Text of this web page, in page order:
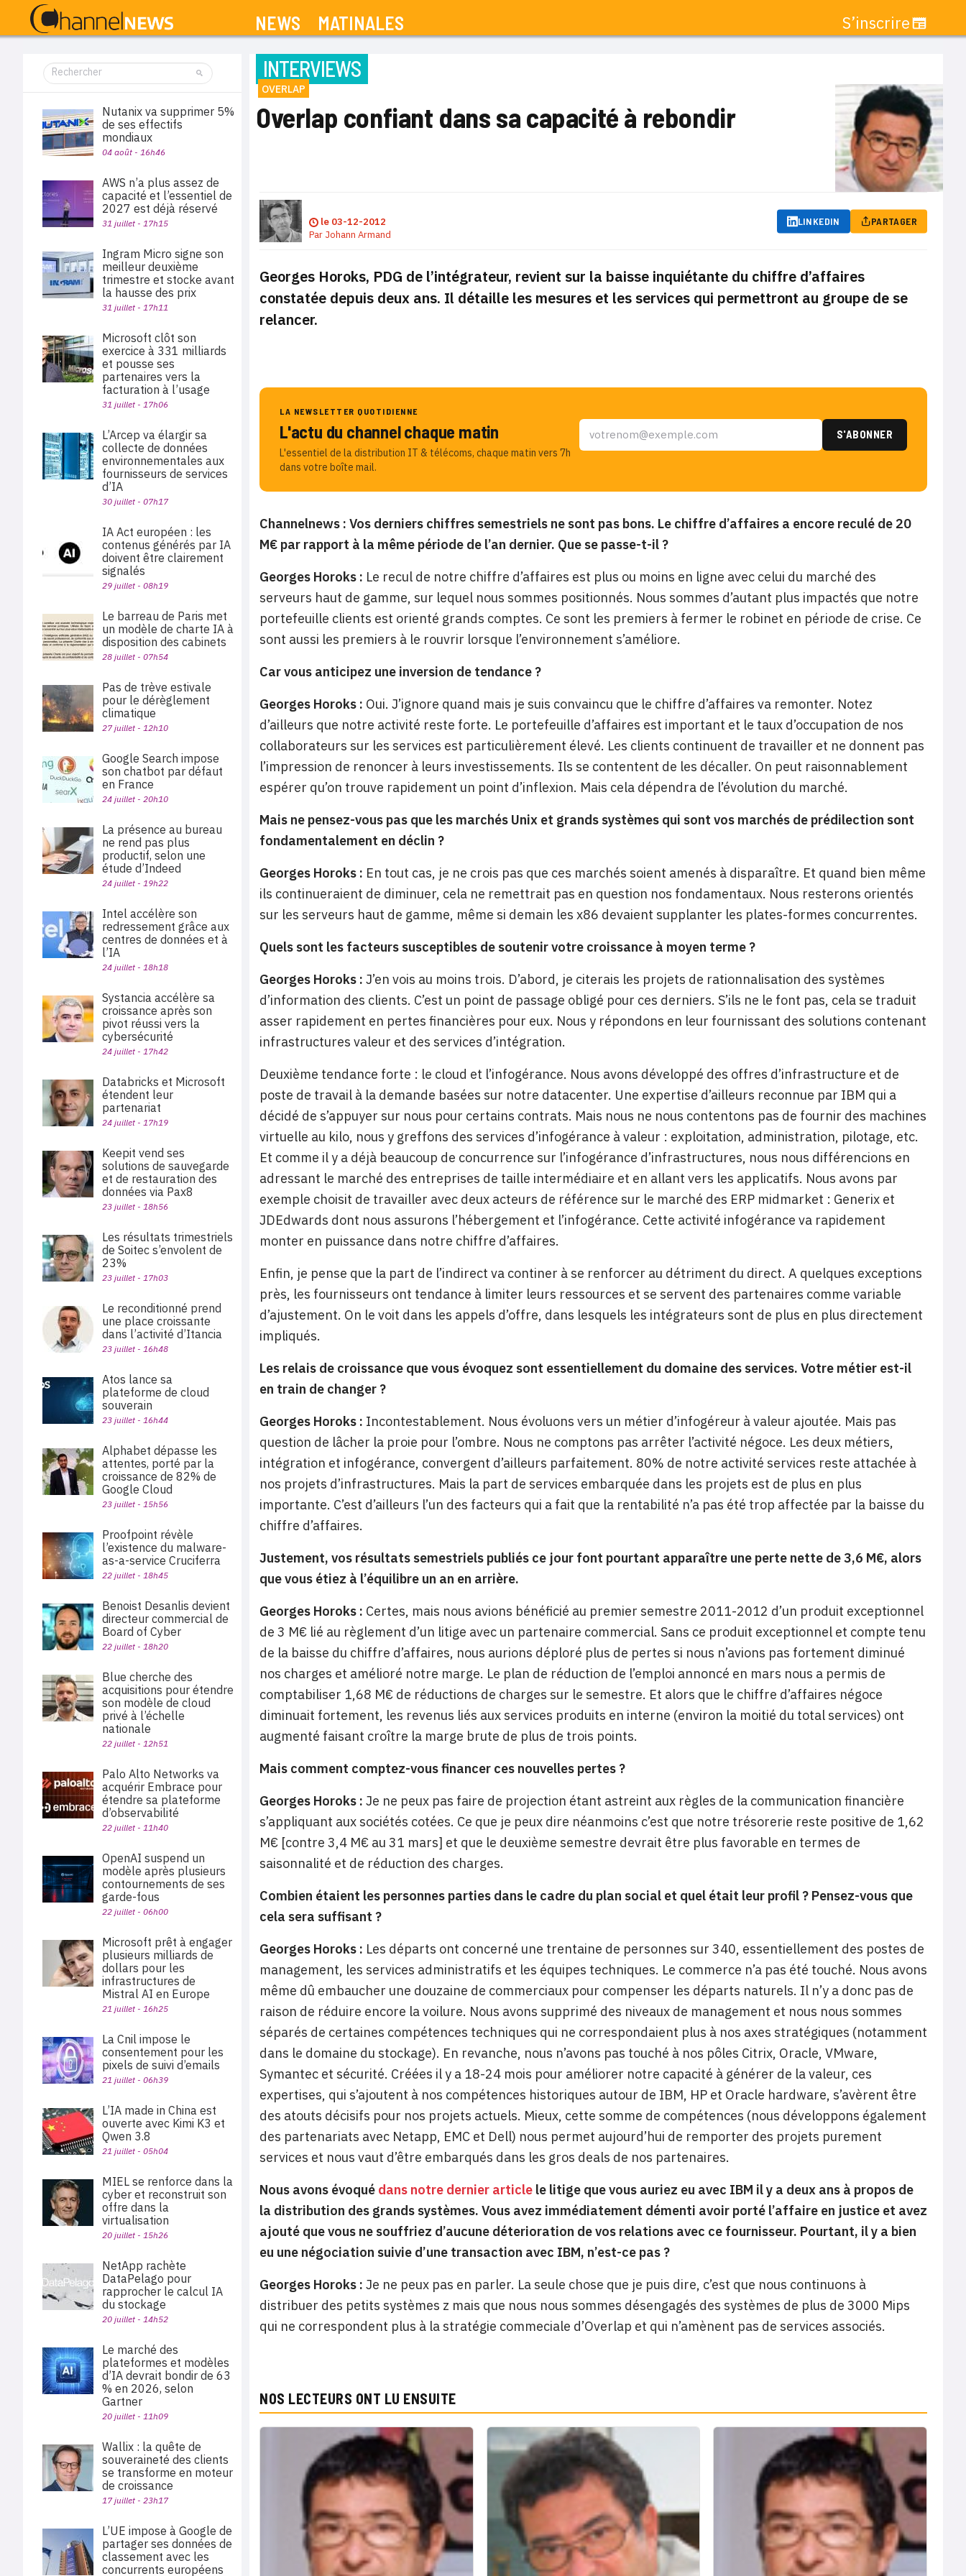
NEWS MATINALES S’inscrire
INTERVIEWS
OVERLAP
Overlap confiant dans sa capacité à rebondir
le 03-12-2012
Par Johann Armand
LINKEDIN PARTAGER
Georges Horoks, PDG de l’intégrateur, revient sur la baisse inquiétante du chiffre d’affaires
constatée depuis deux ans. Il détaille les mesures et les services qui permettront au groupe de se
relancer.
LA NEWSLETTER QUOTIDIENNE
L'actu du channel chaque matin
L'essentiel de la distribution IT & télécoms, chaque matin vers 7h
dans votre boîte mail.
Channelnews : Vos derniers chiffres semestriels ne sont pas bons. Le chiffre d’affaires a encore reculé de 20
M€ par rapport à la même période de l’an dernier. Que se passe-t-il ?
Georges Horoks : Le recul de notre chiffre d’affaires est plus ou moins en ligne avec celui du marché des
serveurs haut de gamme, sur lequel nous sommes positionnés. Nous sommes d’autant plus impactés que notre
portefeuille clients est orienté grands comptes. Ce sont les premiers à fermer le robinet en période de crise. Ce
sont aussi les premiers à le rouvrir lorsque l’environnement s’améliore.
Car vous anticipez une inversion de tendance ?
Georges Horoks : Oui. J’ignore quand mais je suis convaincu que le chiffre d’affaires va remonter. Notez
d’ailleurs que notre activité reste forte. Le portefeuille d’affaires est important et le taux d’occupation de nos
collaborateurs sur les services est particulièrement élevé. Les clients continuent de travailler et ne donnent pas
l’impression de renoncer à leurs investissements. Ils se contentent de les décaller. On peut raisonnablement
espérer qu’on trouve rapidement un point d’inflexion. Mais cela dépendra de l’évolution du marché.
Mais ne pensez-vous pas que les marchés Unix et grands systèmes qui sont vos marchés de prédilection sont
fondamentalement en déclin ?
Georges Horoks : En tout cas, je ne crois pas que ces marchés soient amenés à disparaître. Et quand bien même
ils continueraient de diminuer, cela ne remettrait pas en question nos fondamentaux. Nous resterons orientés
sur les serveurs haut de gamme, même si demain les x86 devaient supplanter les plates-formes concurrentes.
Quels sont les facteurs susceptibles de soutenir votre croissance à moyen terme ?
Georges Horoks : J’en vois au moins trois. D’abord, je citerais les projets de rationnalisation des systèmes
d’information des clients. C’est un point de passage obligé pour ces derniers. S’ils ne le font pas, cela se traduit
asser rapidement en pertes financières pour eux. Nous y répondons en leur fournissant des solutions contenant
infrastructures valeur et des services d’intégration.
Deuxième tendance forte : le cloud et l’infogérance. Nous avons développé des offres d’infrastructure et de
poste de travail à la demande basées sur notre datacenter. Une expertise d’ailleurs reconnue par IBM qui a
décidé de s’appuyer sur nous pour certains contrats. Mais nous ne nous contentons pas de fournir des machines
virtuelle au kilo, nous y greffons des services d’infogérance à valeur : exploitation, administration, pilotage, etc.
Et comme il y a déjà beaucoup de concurrence sur l’infogérance d’infrastructures, nous nous différencions en
adressant le marché des entreprises de taille intermédiaire et en allant vers les applicatifs. Nous avons par
exemple choisit de travailler avec deux acteurs de référence sur le marché des ERP midmarket : Generix et
JDEdwards dont nous assurons l’hébergement et l’infogérance. Cette activité infogérance va rapidement
monter en puissance dans notre chiffre d’affaires.
Enfin, je pense que la part de l’indirect va continer à se renforcer au détriment du direct. A quelques exceptions
près, les fournisseurs ont tendance à limiter leurs ressources et se servent des partenaires comme variable
d’ajustement. On le voit dans les appels d’offre, dans lesquels les intégrateurs sont de plus en plus directement
impliqués.
Les relais de croissance que vous évoquez sont essentiellement du domaine des services. Votre métier est-il
en train de changer ?
Georges Horoks : Incontestablement. Nous évoluons vers un métier d’infogéreur à valeur ajoutée. Mais pas
question de lâcher la proie pour l’ombre. Nous ne comptons pas arrêter l’activité négoce. Les deux métiers,
intégration et infogérance, convergent d’ailleurs parfaitement. 80% de notre activité services reste attachée à
nos projets d’infrastructures. Mais la part de services embarquée dans les projets est de plus en plus
importante. C’est d’ailleurs l’un des facteurs qui a fait que la rentabilité n’a pas été trop affectée par la baisse du
chiffre d’affaires.
Justement, vos résultats semestriels publiés ce jour font pourtant apparaître une perte nette de 3,6 M€, alors
que vous étiez à l’équilibre un an en arrière.
Georges Horoks : Certes, mais nous avions bénéficié au premier semestre 2011-2012 d’un produit exceptionnel
de 3 M€ lié au règlement d’un litige avec un partenaire commercial. Sans ce produit exceptionnel et compte tenu
de la baisse du chiffre d’affaires, nous aurions déploré plus de pertes si nous n’avions pas fortement diminué
nos charges et amélioré notre marge. Le plan de réduction de l’emploi annoncé en mars nous a permis de
comptabiliser 1,68 M€ de réductions de charges sur le semestre. Et alors que le chiffre d’affaires négoce
diminuait fortement, les revenus liés aux services produits en interne (environ la moitié du total services) ont
augmenté faisant croître la marge brute de plus de trois points.
Mais comment comptez-vous financer ces nouvelles pertes ?
Georges Horoks : Je ne peux pas faire de projection étant astreint aux règles de la communication financière
s’appliquant aux sociétés cotées. Ce que je peux dire néanmoins c’est que notre trésorerie reste positive de 1,62
M€ [contre 3,4 M€ au 31 mars] et que le deuxième semestre devrait être plus favorable en termes de
saisonnalité et de réduction des charges.
Combien étaient les personnes parties dans le cadre du plan social et quel était leur profil ? Pensez-vous que
cela sera suffisant ?
Georges Horoks : Les départs ont concerné une trentaine de personnes sur 340, essentiellement des postes de
management, les services administratifs et les équipes techniques. Le commerce n’a pas été touché. Nous avons
même dû embaucher une douzaine de commerciaux pour compenser les départs naturels. Il n’y a donc pas de
raison de réduire encore la voilure. Nous avons supprimé des niveaux de management et nous nous sommes
séparés de certaines compétences techniques qui ne correspondaient plus à nos axes stratégiques (notamment
dans le domaine du stockage). En revanche, nous n’avons pas touché à nos pôles Citrix, Oracle, VMware,
Symantec et sécurité. Créées il y a 18-24 mois pour améliorer notre capacité à générer de la valeur, ces
expertises, qui s’ajoutent à nos compétences historiques autour de IBM, HP et Oracle hardware, s’avèrent être
des atouts décisifs pour nos projets actuels. Mieux, cette somme de compétences (nous développons également
des partenariats avec Netapp, EMC et Dell) nous permet aujourd’hui de remporter des projets purement
services et nous vaut d’être embarqués dans les gros deals de nos partenaires.
Nous avons évoqué dans notre dernier article le litige que vous auriez eu avec IBM il y a deux ans à propos de
la distribution des grands systèmes. Vous avez immédiatement démenti avoir porté l’affaire en justice et avez
ajouté que vous ne souffriez d’aucune déterioration de vos relations avec ce fournisseur. Pourtant, il y a bien
eu une négociation suivie d’une transaction avec IBM, n’est-ce pas ?
Georges Horoks : Je ne peux pas en parler. La seule chose que je puis dire, c’est que nous continuons à
distribuer des petits systèmes z mais que nous nous sommes désengagés des systèmes de plus de 3000 Mips
qui ne correspondent plus à la stratégie commeciale d’Overlap et qui n’amènent pas de services associés.
NOS LECTEURS ONT LU ENSUITE
Nutanix va supprimer 5%
de ses effectifs
mondiaux
04 août - 16h46
AWS n’a plus assez de
capacité et l’essentiel de
2027 est déjà réservé
31 juillet - 17h15
Ingram Micro signe son
meilleur deuxième
trimestre et stocke avant
la hausse des prix
31 juillet - 17h11
Microsoft clôt son
exercice à 331 milliards
et pousse ses
partenaires vers la
facturation à l’usage
31 juillet - 17h06
L’Arcep va élargir sa
collecte de données
environnementales aux
fournisseurs de services
d’IA
30 juillet - 07h17
IA Act européen : les
contenus générés par IA
doivent être clairement
signalés
29 juillet - 08h19
Le barreau de Paris met
un modèle de charte IA à
disposition des cabinets
28 juillet - 07h54
Pas de trève estivale
pour le dérèglement
climatique
27 juillet - 12h10
Google Search impose
son chatbot par défaut
en France
24 juillet - 20h10
La présence au bureau
ne rend pas plus
productif, selon une
étude d’Indeed
24 juillet - 19h22
Intel accélère son
redressement grâce aux
centres de données et à
l’IA
24 juillet - 18h18
Systancia accélère sa
croissance après son
pivot réussi vers la
cybersécurité
24 juillet - 17h42
Databricks et Microsoft
étendent leur
partenariat
24 juillet - 17h19
Keepit vend ses
solutions de sauvegarde
et de restauration des
données via Pax8
23 juillet - 18h56
Les résultats trimestriels
de Soitec s’envolent de
23%
23 juillet - 17h03
Le reconditionné prend
une place croissante
dans l’activité d’Itancia
23 juillet - 16h48
Atos lance sa
plateforme de cloud
souverain
23 juillet - 16h44
Alphabet dépasse les
attentes, porté par la
croissance de 82% de
Google Cloud
23 juillet - 15h56
Proofpoint révèle
l’existence du malware-
as-a-service Cruciferra
22 juillet - 18h45
Benoist Desanlis devient
directeur commercial de
Board of Cyber
22 juillet - 18h20
Blue cherche des
acquisitions pour étendre
son modèle de cloud
privé à l’échelle
nationale
22 juillet - 12h51
Palo Alto Networks va
acquérir Embrace pour
étendre sa plateforme
d’observabilité
22 juillet - 11h40
OpenAI suspend un
modèle après plusieurs
contournements de ses
garde-fous
22 juillet - 06h00
Microsoft prêt à engager
plusieurs milliards de
dollars pour les
infrastructures de
Mistral AI en Europe
21 juillet - 16h25
La Cnil impose le
consentement pour les
pixels de suivi d’emails
21 juillet - 06h39
L’IA made in China est
ouverte avec Kimi K3 et
Qwen 3.8
21 juillet - 05h04
MIEL se renforce dans la
cyber et reconstruit son
offre dans la
virtualisation
20 juillet - 15h26
NetApp rachète
DataPelago pour
rapprocher le calcul IA
du stockage
20 juillet - 14h52
Le marché des
plateformes et modèles
d’IA devrait bondir de 63
% en 2026, selon
Gartner
20 juillet - 11h09
Wallix : la quête de
souveraineté des clients
se transforme en moteur
de croissance
17 juillet - 23h17
L’UE impose à Google de
partager ses données de
classement avec les
concurrents européens